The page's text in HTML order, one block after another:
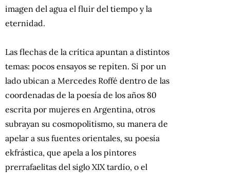
imagen del agua el fluir del tiempo y la
eternidad.
Las flechas de la crítica apuntan a distintos
temas: pocos ensayos se repiten. Si por un
lado ubican a Mercedes Roffé dentro de las
coordenadas de la poesía de los años 80
escrita por mujeres en Argentina, otros
subrayan su cosmopolitismo, su manera de
apelar a sus fuentes orientales, su poesía
ekfrástica, que apela a los pintores
prerrafaelitas del siglo XIX tardío, o el